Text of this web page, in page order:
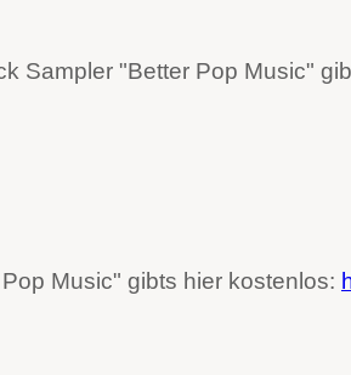
Sampler "Better Pop Music"
Music" gibts hier kostenlos: